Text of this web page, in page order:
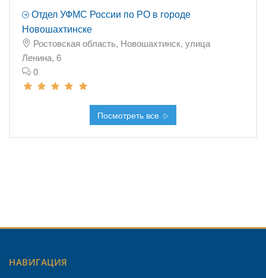
Отдел УФМС России по РО в городе
Новошахтинске
Ростовская область, Новошахтинск, улица
Ленина, 6
0
Посмотреть все
НАВИГАЦИЯ